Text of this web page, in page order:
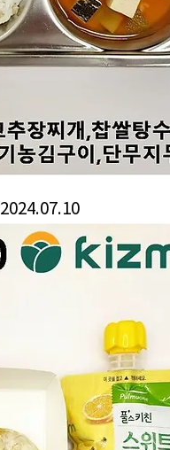
2024.07.10